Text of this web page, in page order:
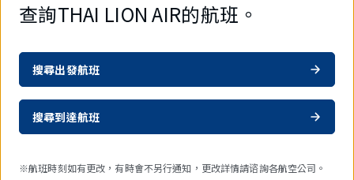
查詢THAI LION AIR的航班。
搜尋出發航班
搜尋到達航班
※航班時刻如有更改，有時會不另行通知，更改詳情請谘詢各航空公司。